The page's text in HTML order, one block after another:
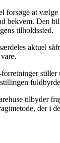
forsøge at
bekvem. Den
tilholdssted.
aktuel
stiller
tilbyder
der i